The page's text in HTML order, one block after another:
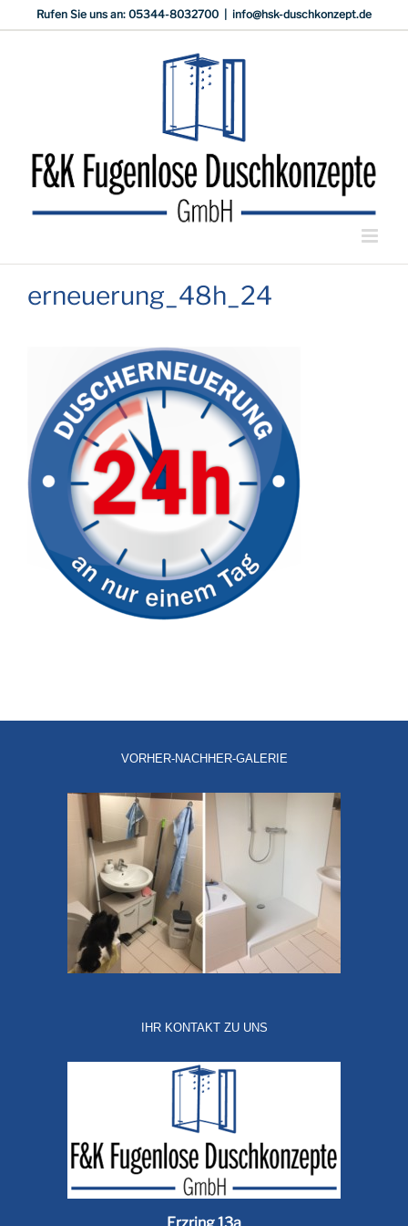
Inhalt
Rufen Sie uns an: 05344-8032700 info@hsk-duschkonzept.de
erneuerung_48h_24
VORHER-NACHHER-GALERIE
IHR KONTAKT ZU UNS